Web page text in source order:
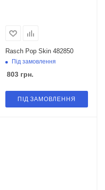
Rasch Pop Skin 482850
Під замовлення
803грн.
ПІД ЗАМОВЛЕННЯ